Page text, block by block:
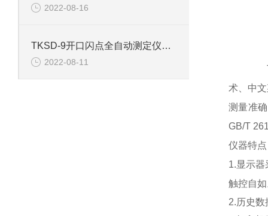
术、中
测量准
GB/T
仪器特
1.显示
触控自
2.历史
2022-08-16
TKSD-9开口闪点全自动测定仪的技术参数
2022-08-11